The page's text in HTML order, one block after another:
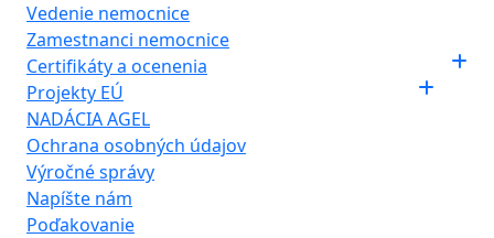
Vedenie nemocnice
Zamestnanci nemocnice
Certifikáty a ocenenia
Projekty EÚ
NADÁCIA AGEL
Ochrana osobných údajov
Výročné správy
Napíšte nám
Poďakovanie